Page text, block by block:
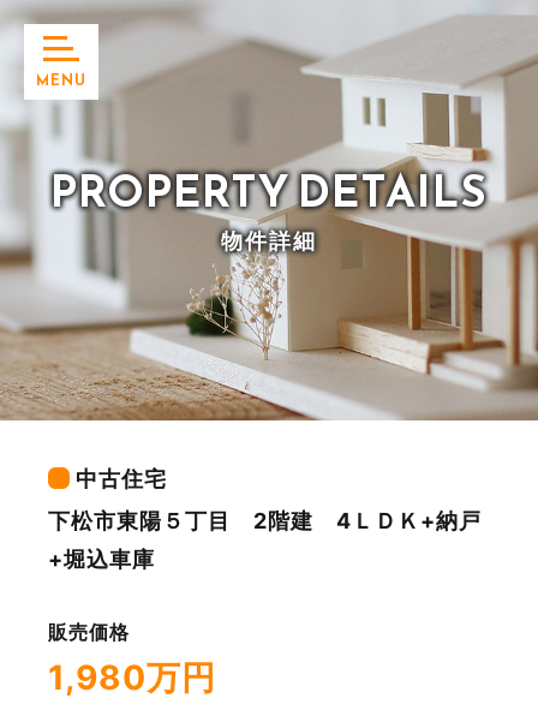
PROPERTYDETAILS
物件詳細
中古住宅
下松市東陽５丁目 2階建 4ＬＤＫ+納戸
+堀込車庫
販売価格
1,980万円
MENU